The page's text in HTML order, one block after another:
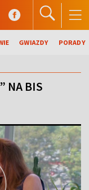
GWIAZDY PORADY
NA BIS